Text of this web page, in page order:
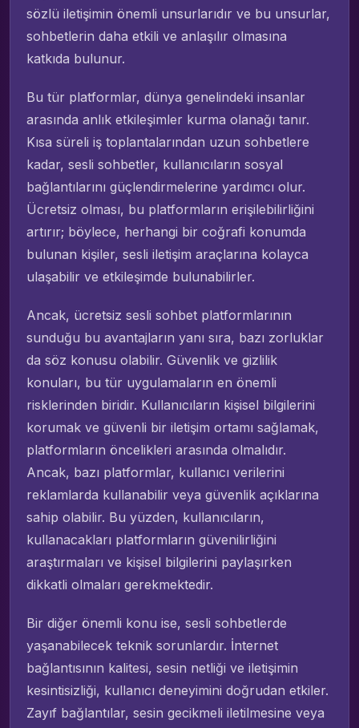
sözlü iletişimin önemli unsurlarıdır ve bu unsurlar,
sohbetlerin daha etkili ve anlaşılır olmasına
katkıda bulunur.
Bu tür platformlar, dünya genelindeki insanlar
arasında anlık etkileşimler kurma olanağı tanır.
Kısa süreli iş toplantalarından uzun sohbetlere
kadar, sesli sohbetler, kullanıcıların sosyal
bağlantılarını güçlendirmelerine yardımcı olur.
Ücretsiz olması, bu platformların erişilebilirliğini
artırır; böylece, herhangi bir coğrafi konumda
bulunan kişiler, sesli iletişim araçlarına kolayca
ulaşabilir ve etkileşimde bulunabilirler.
Ancak, ücretsiz sesli sohbet platformlarının
sunduğu bu avantajların yanı sıra, bazı zorluklar
da söz konusu olabilir. Güvenlik ve gizlilik
konuları, bu tür uygulamaların en önemli
risklerinden biridir. Kullanıcıların kişisel bilgilerini
korumak ve güvenli bir iletişim ortamı sağlamak,
platformların öncelikleri arasında olmalıdır.
Ancak, bazı platformlar, kullanıcı verilerini
reklamlarda kullanabilir veya güvenlik açıklarına
sahip olabilir. Bu yüzden, kullanıcıların,
kullanacakları platformların güvenilirliğini
araştırmaları ve kişisel bilgilerini paylaşırken
dikkatli olmaları gerekmektedir.
Bir diğer önemli konu ise, sesli sohbetlerde
yaşanabilecek teknik sorunlardır. İnternet
bağlantısının kalitesi, sesin netliği ve iletişimin
kesintisizliği, kullanıcı deneyimini doğrudan etkiler.
Zayıf bağlantılar, sesin gecikmeli iletilmesine veya